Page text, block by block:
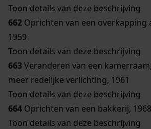
Toon details van deze beschrijving
662 Oprichten van een overkapping
1959
Toon details van deze beschrijving
663Veranderen van een
meer redelijke verlichting, 1961
Toon details van deze beschrijving
664 Oprichten van een bakkerij, 1968
Toon details van deze beschrijving